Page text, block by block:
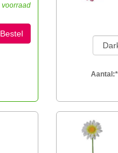
voorraad
Bestel
Aantal:*